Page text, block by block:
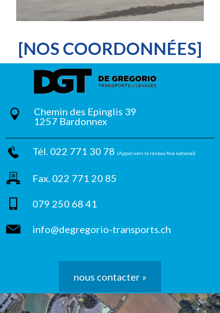
[NOS COORDONNÉES]
Chemin des Epinglis 39
1257 Bardonnex
Tél. 022 771 30 78 (Appel vers le réseau fixe national)
Fax. 022 771 20 85
079 250 68 41
info@degregorio-transports.ch
nous contacter »